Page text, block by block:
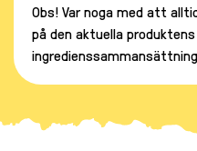
Obs! Var noga med att
på den aktuella